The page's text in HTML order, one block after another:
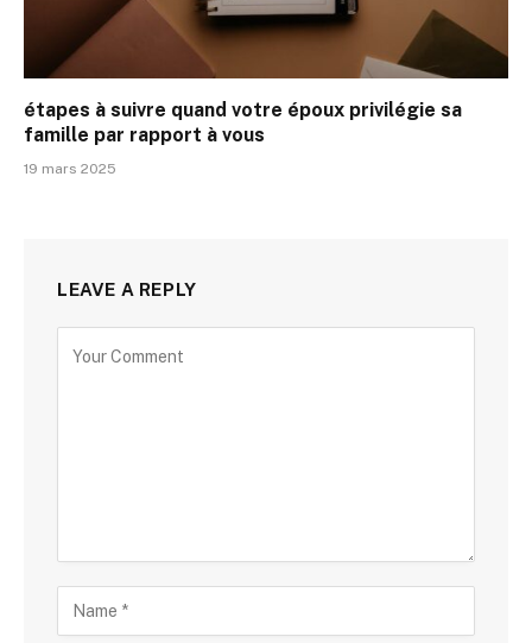
étapes à suivre quand votre époux privilégie sa
famille par rapport à vous
19 mars 2025
LEAVE A REPLY